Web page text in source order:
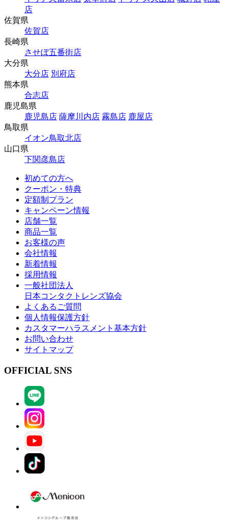
店
佐賀県
佐賀店
長崎県
させぼ五番街店
大分県
大分店 別府店
熊本県
合志店
鹿児島県
鹿児島店 薩摩川内店 霧島店 鹿屋店
鳥取県
イオン鳥取北店
山口県
下関彦島店
初めての方へ
クーポン・特典
定額制プラン
キャンペーン情報
店舗一覧
商品一覧
お客様の声
会社情報
新着情報
採用情報
一般社団法人
日本コンタクトレンズ協会
よくあるご質問
個人情報保護方針
カスタマーハラスメント基本方針
お問い合わせ
サイトマップ
OFFICIAL SNS